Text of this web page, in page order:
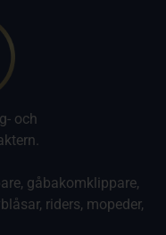
och
gåbakomklippare,
riders, mopeder,